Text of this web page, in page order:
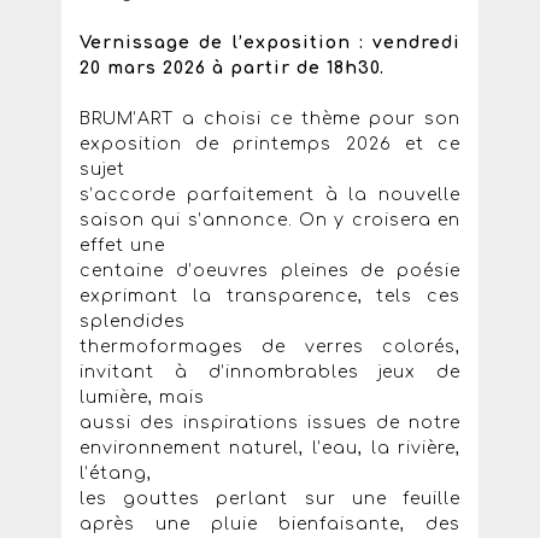
Vernissage de l’exposition : vendredi
20 mars 2026 à partir de 18h30.
BRUM’ART a choisi ce thème pour son
exposition de printemps 2026 et ce
sujet
s’accorde parfaitement à la nouvelle
saison qui s’annonce. On y croisera en
effet une
centaine d’oeuvres pleines de poésie
exprimant la transparence, tels ces
splendides
thermoformages de verres colorés,
invitant à d’innombrables jeux de
lumière, mais
aussi des inspirations issues de notre
environnement naturel, l’eau, la rivière,
l’étang,
les gouttes perlant sur une feuille
après une pluie bienfaisante, des